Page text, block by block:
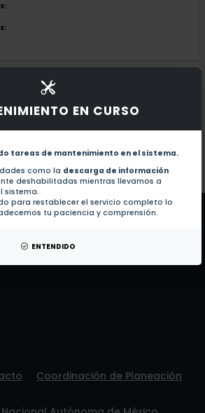
EN CURSO
tareas de mantenimiento en el sistema.
como la descarga de información
deshabilitadas mientras llevamos a
sistema.
para restablecer el servicio completo lo
tu paciencia y comprensión.
ENTENDIDO
No hay obras de este autor.
No hay tesis de este autor.
No hay patentes de este autor.
Coordinación de Planeación